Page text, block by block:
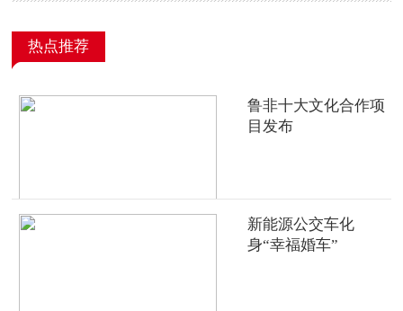
热点推荐
鲁非十大文化合作项
目发布
新能源公交车化
身“幸福婚车”